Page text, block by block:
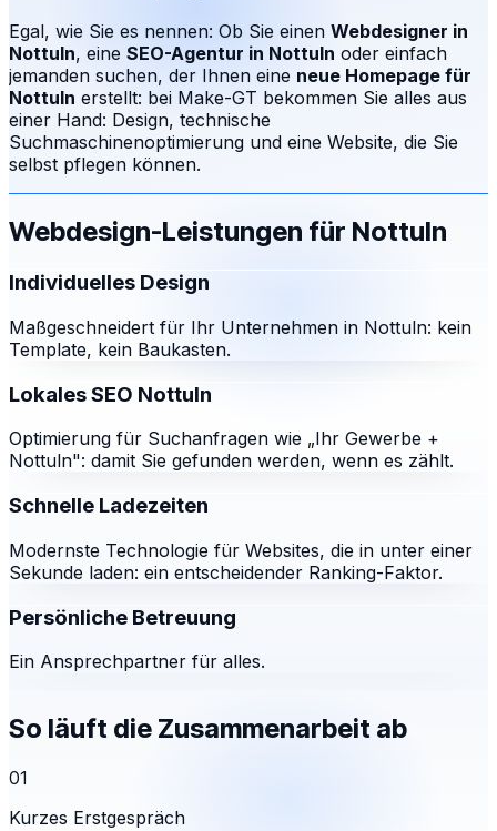
Egal, wie Sie es nennen: Ob Sie einen Webdesigner in
Nottuln, eine SEO-Agentur in Nottuln oder einfach
jemanden suchen, der Ihnen eine neue Homepage für
Nottuln erstellt: bei Make-GT bekommen Sie alles aus
einer Hand: Design, technische
Suchmaschinenoptimierung und eine Website, die Sie
selbst pflegen können.
Webdesign-Leistungen für Nottuln
Individuelles Design
Maßgeschneidert für Ihr Unternehmen in Nottuln: kein
Template, kein Baukasten.
Lokales SEO Nottuln
Optimierung für Suchanfragen wie „Ihr Gewerbe +
Nottuln": damit Sie gefunden werden, wenn es zählt.
Schnelle Ladezeiten
Modernste Technologie für Websites, die in unter einer
Sekunde laden: ein entscheidender Ranking-Faktor.
Persönliche Betreuung
Ein Ansprechpartner für alles.
So läuft die Zusammenarbeit ab
01
Kurzes Erstgespräch